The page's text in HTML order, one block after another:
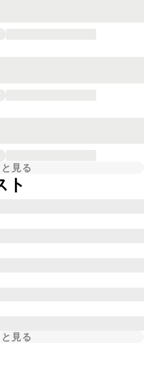
見る
ト
見る